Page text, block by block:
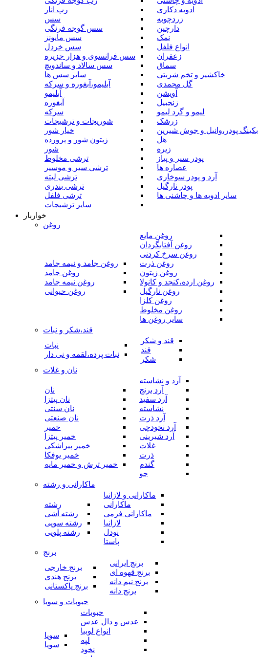
ادویه دکاری
زردچوبه
دارچین
نمک
انواع فلفل
زعفران
سماق
خاکشیر و تخم شربتی
گل محمدی
آویشن
زنجبیل
لیمو و گرد لیمو
زرشک
بکینگ پودر،وانیل و جوش شیرین
هل
زیره
پودر سیر و پیاز
عصاره ها
آرد و پودر سوخاری
پودر نارگیل
سایر ادویه ها و چاشنی ها
رب انار
سس
سس گوجه فرنگی
سس مایونز
سس خردل
سس فرانسوی و هزار جزیره
سس سالاد و ساندویچ
سایر سس ها
آبلیمو،آبغوره و سرکه
آبلیمو
آبغوره
سرکه
شوریجات و ترشیجات
خیار شور
زیتون شور و پرورده
شور
ترشی مخلوط
ترشی سیر و موسیر
ترشی لیته
ترشی بندری
ترشی فلفل
سایر ترشیجات
خواربار
روغن
روغن مایع
روغن آفتابگردان
روغن سرخ کردنی
روغن ذرت
روغن زیتون
روغن ارده،کنجد و کانولا
روغن نارگیل
روغن کلزا
روغن مخلوط
سایر روغن ها
روغن جامد و نیمه جامد
روغن جامد
روغن نیمه جامد
روغن حیوانی
قند،شکر و نبات
قند و شکر
قند
شکر
نبات
نبات پرده،لقمه و نی دار
نان و غلات
آرد و نشاسته
آرد برنج
آرد سفید
نشاسته
آرد ذرت
آرد نخودچی
آرد شیرینی
غلات
ذرت
گندم
جو
نان
نان پیتزا
نان سنتی
نان صنعتی
خمیر
خمیر پیتزا
خمیر پیراشکی
خمیر یوفکا
خمیر ترش و خمیر مایه
ماکارانی و رشته
ماکارانی و لازانیا
ماکارانی
ماکارانی فرمی
لازانیا
نودل
پاستا
رشته
رشته آشی
رشته سوپی
رشته پلویی
برنج
برنج ایرانی
برنج قهوه ای
برنج نیم دانه
برنج دانه
برنج خارجی
برنج هندی
برنج پاکستانی
حبوبات و سویا
حبوبات
عدس و دال عدس
انواع لوبیا
لپه
نخود
سویا
سویا